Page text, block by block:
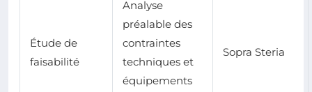
Étude de
faisabilité
Analyse
préalable des
contraintes
techniques et
équipements
Sopra Steria